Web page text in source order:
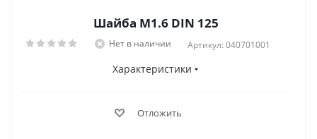
Шайба М1.6 DIN 125
Нет в наличии Артикул: 040701001
Характеристики
Отложить